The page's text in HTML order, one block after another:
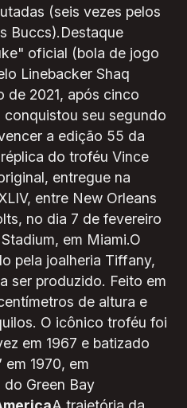
(seis vezes pelos
Buccs).Destaque
oficial (bola de jogo
Linebacker Shaq
de 2021, após cinco
seu segundo
a edição 55 da
do troféu Vince
entregue na
entre New Orleans
no dia 7 de fevereiro
em Miami.O
pela joalheria Tiffany,
ser produzido. Feito em
de altura e
O icônico troféu foi
em 1967 e batizado
em 1970, em
Green Bay